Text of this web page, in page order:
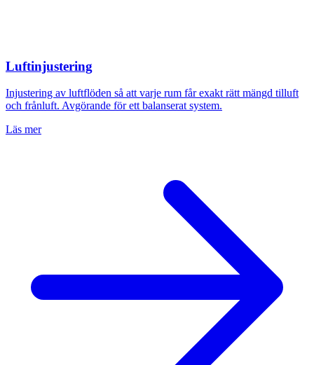
Luftinjustering
Injustering av luftflöden så att varje rum får exakt rätt mängd tilluft
och frånluft. Avgörande för ett balanserat system.
Läs mer